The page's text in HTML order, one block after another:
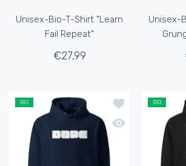
Unisex-Bio-T-Shirt "Learn
Fail Repeat"
€27,99
Unisex-
BIO
Zur Wunschliste
Schnellansicht
BIO